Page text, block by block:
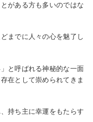
がある方も多いのではな
までに人々の心を魅了し
と呼ばれる神秘的な一面
在として崇められてきま
持ち主に幸運をもたらす